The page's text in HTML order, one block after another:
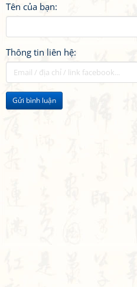
Tên của bạn:
Thông tin liên hệ:
Gửi bình luận